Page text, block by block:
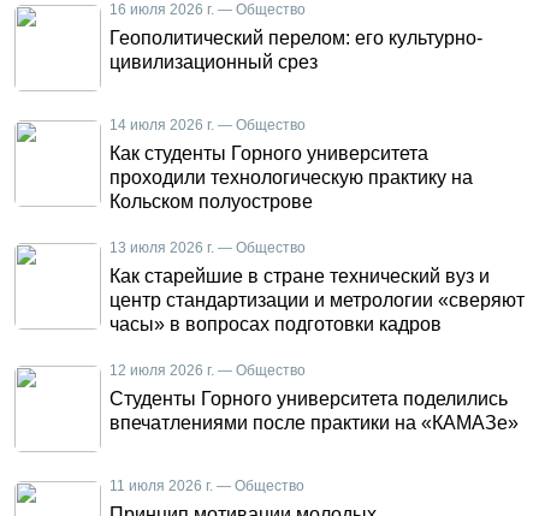
16 июля 2026 г. — Общество
Геополитический перелом: его культурно-
цивилизационный срез
14 июля 2026 г. — Общество
Как студенты Горного университета
проходили технологическую практику на
Кольском полуострове
13 июля 2026 г. — Общество
Как старейшие в стране технический вуз и
центр стандартизации и метрологии «сверяют
часы» в вопросах подготовки кадров
12 июля 2026 г. — Общество
Студенты Горного университета поделились
впечатлениями после практики на «КАМАЗе»
11 июля 2026 г. — Общество